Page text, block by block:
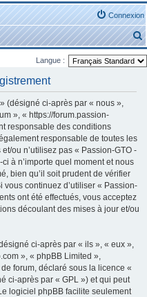
Connexion
e
c
Langue :
(désigné ci-après par « nous »,
», « https://forum.passion-
responsable des conditions
responsable de toutes les
ou n’utilisez pas « Passion-GTO -
à n’importe quel moment et nous
bien qu’il soit prudent de vérifier
continuez d’utiliser « Passion-
ont été effectués, vous acceptez
découlant des mises à jour et/ou
ci-après par « ils », « eux »,
», « phpBB Limited »,
forum, déclaré sous la licence «
ci-après par « GPL ») et qui peut
logiciel phpBB facilite seulement